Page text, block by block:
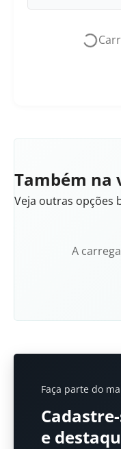
Também na
Veja outras opções
A
Faça parte do
e